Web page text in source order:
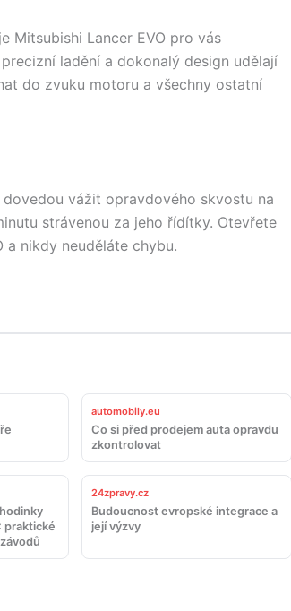
Mitsubishi Lancer EVO pro vás
ladění a dokonalý design udělají
do zvuku motoru a všechny ostatní
vážit opravdového skvostu na
strávenou za jeho řídítky. Otevřete
a nikdy neuděláte chybu.
automobily.eu
Co si před prodejem auta opravdu
zkontrolovat
praktické
24zpravy.cz
Budoucnost evropské integrace a
její výzvy